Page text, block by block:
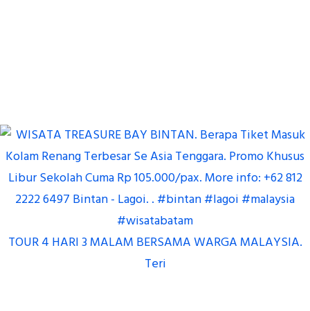
TOUR 4 HARI 3 MALAM BERSAMA WARGA MALAYSIA.
Teri